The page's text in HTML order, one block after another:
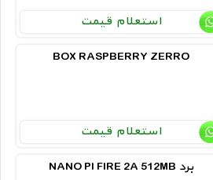
استعلام قیمت
BOX RASPBERRY ZERRO
استعلام قیمت
NANO PI FIRE 2A 512MB برد